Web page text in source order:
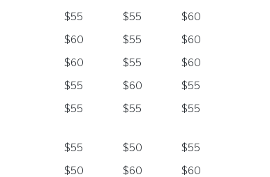
$55 $55
$60
$60 $55
$60
$60 $55
$60
$55 $60
$55
$55 $55 $55
$55 $50
$55
$50 $60 $60